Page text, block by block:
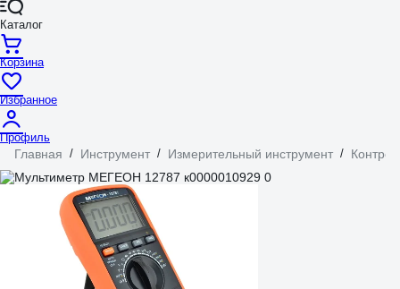
Каталог
Корзина
Избранное
Профиль
Главная / Инструмент / Измерительный инструмент /